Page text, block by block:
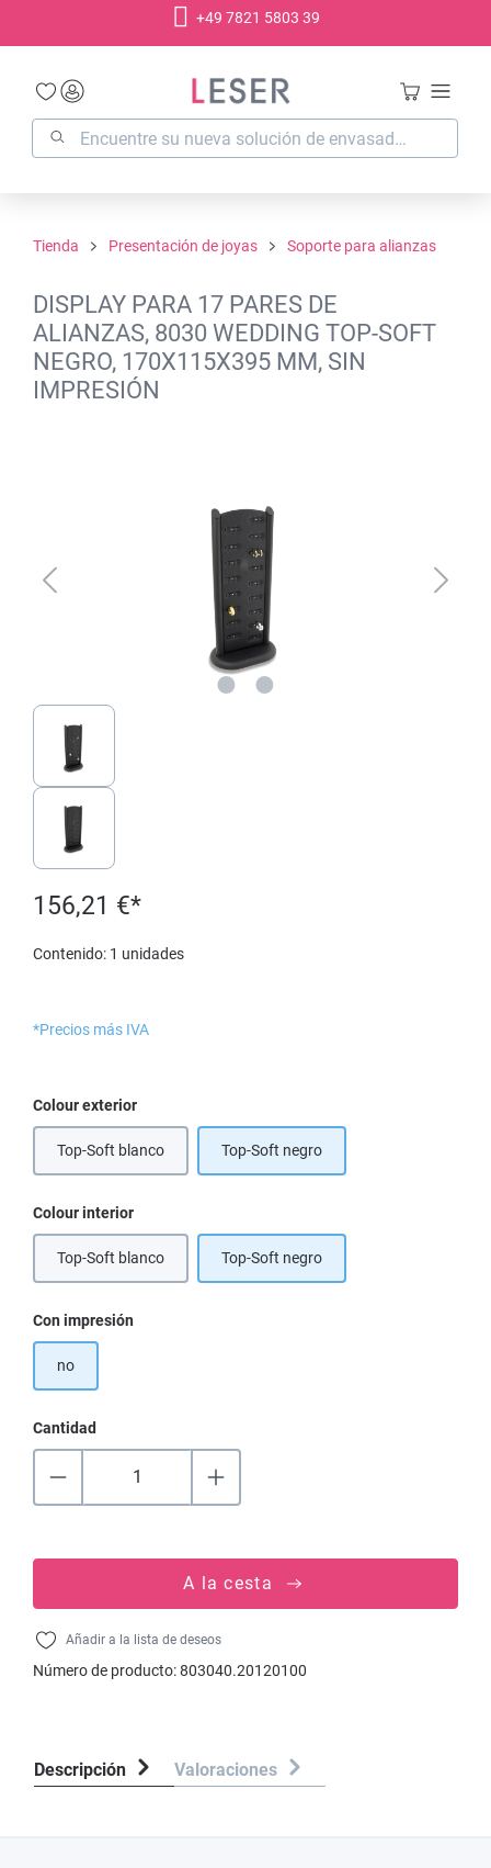
+49 7821 5803 39
Tienda Presentación de joyas Soporte para alianzas
DISPLAY PARA 17 PARES DE
ALIANZAS, 8030 WEDDING TOP-SOFT
NEGRO, 170X115X395 MM, SIN
IMPRESIÓN
156,21 €*
Contenido: 1 unidades
*Precios más IVA
Seleccione
Colour exterior
Top-Soft blanco(Esta opción no está disponible en este momento.)
Top-Soft negro
Seleccione
Colour interior
Top-Soft blanco(Esta opción no está disponible en este momento.)
Top-Soft negro
Seleccione
Con impresión
no
Cantidad
A la cesta
Añadir a la lista de deseos
Número de producto:803040.20120100
Descripción Valoraciones